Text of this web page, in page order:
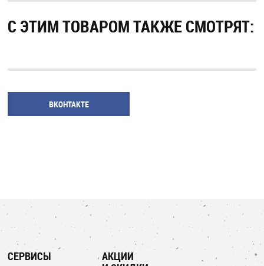
С ЭТИМ ТОВАРОМ ТАКЖЕ СМОТРЯТ:
ВКОНТАКТЕ
СЕРВИСЫ
АКЦИИ